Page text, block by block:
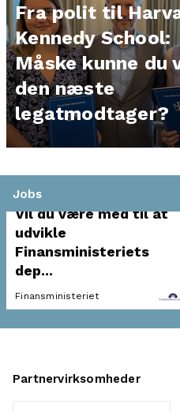
Fra polit til
Kennedy School:
Måske kunne du
den næste
legatmodtager?
Jobs
Vil du være med til at
udvikle
Finansministeriets
dep...
Finansministeriet
Partnervirksomheder